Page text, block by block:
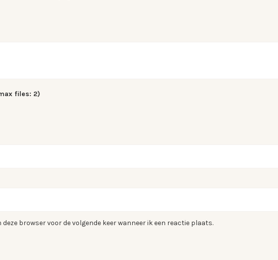
files: 2)
browser voor de volgende keer wanneer ik een reactie plaats.